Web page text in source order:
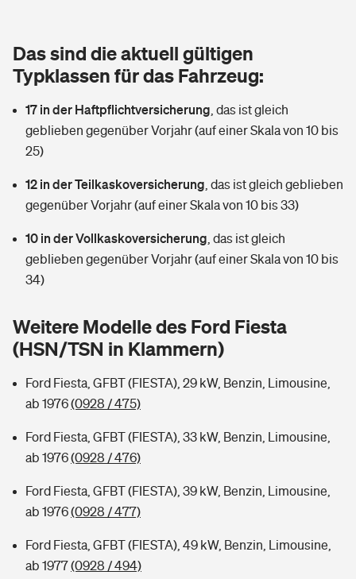
Tools
Wer versichert was: Jetzt Versicherer finden
Sie haben Fragen?
Glasversicherung
Mietkautionsversicherung
Restkreditversicherung
Tools
Hochwasser-Check: Wie gefährdet ist Ihr Haus?
Sie haben Fragen?
Kinderunfall­ver­si­che­rung
Kinderinvalidität
Hundehalter-Haftpflicht
Handyversicherung
Private Cyberversicherung
Zur Übersicht
Kinderunfall-Check: Mehr Sicherheit für deine Kids
Typklassen: So ist Ihr Auto eingestuft
Dread-Disease-Versicherung
Tierkrankenversicherung
Zur Übersicht
Tools
Wer versichert was: Jetzt Versicherer finden
Rentenrechner: Wie viel Geld bekomme ich im Alter?
Das sind die aktuell gültigen
Typklassen für das Fahrzeug:
17 in der Haftpflichtversicherung das ist gleich
geblieben gegenüber Vorjahr (auf einer Skala von 10 bis
25)
12 in der Teilkaskoversicherung das ist gleich geblieben
gegenüber Vorjahr (auf einer Skala von 10 bis 33)
10 in der Vollkaskoversicherung das ist gleich
geblieben gegenüber Vorjahr (auf einer Skala von 10 bis
34)
Weitere Modelle des Ford Fiesta
(HSN/TSN in Klammern)
Ford Fiesta, GFBT (FIESTA), 29 kW, Benzin, Limousine,
ab 1976(0928 / 475)
Ford Fiesta, GFBT (FIESTA), 33 kW, Benzin, Limousine,
ab 1976(0928 / 476)
Ford Fiesta, GFBT (FIESTA), 39 kW, Benzin, Limousine,
ab 1976(0928 / 477)
Ford Fiesta, GFBT (FIESTA), 49 kW, Benzin, Limousine,
ab 1977(0928 / 494)